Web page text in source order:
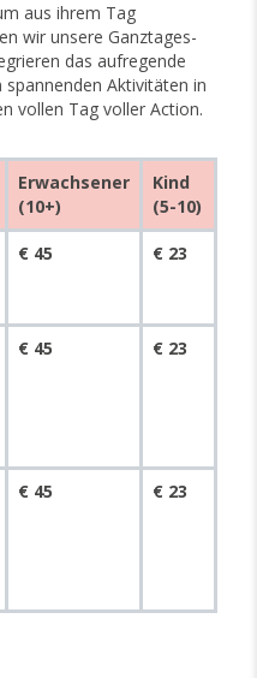
aus ihrem Tag
wir unsere Ganztages-
das aufregende
Aktivitäten in
vollen Tag voller Action.
Erwachsener
(10+)
Kind
(5-10)
€ 45 € 23
€ 45 € 23
€ 45 € 23